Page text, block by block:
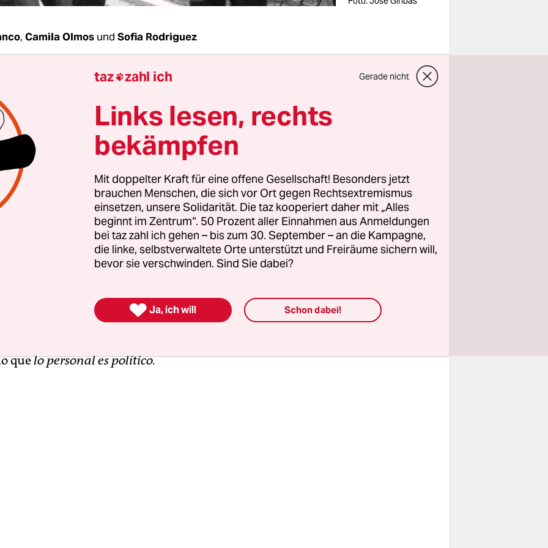
, Camila Olmos und Sofia Rodriguez
de 1983 quedó marcado por un importante
más de 10,000 mujeres se congregaron bajo el lema
¡Por la Vida!“ en un significativo acto que tuvo lugar
Este evento tuvo como objetivo manifestar la
de miles de mujeres a la dictadura civil-militar
Pinochet. En esa ocasión, las mujeres cristalizaron su
con la lucha por los derechos humanos y su papel
en la búsqueda de la recuperación democrática. Fue un
que resalta la valiosa contribución y la
activa de las mujeres en la lucha antiautoritaria contra el
por madres, hijas, hermanas y compañeras de
desaparecidas y presas políticas que salieron a
quelo personal es político.
taz zahl ich Gerade nicht
Links lesen, rechts
bekämpfen
Mit doppelter Kraft für eine offene Gesellschaft! Besonders jetzt
brauchen Menschen, die sich vor Ort gegen Rechtsextremismus
einsetzen, unsere Solidarität. Die taz kooperiert daher mit „Alles
beginnt im Zentrum“. 50 Prozent aller Einnahmen aus Anmeldungen
bei taz zahl ich gehen – bis zum 30. September – an die Kampagne,
die linke, selbstverwaltete Orte unterstützt und Freiräume sichern will,
bevor sie verschwinden. Sind Sie dabei?
 Ja, ich will Schon dabei!